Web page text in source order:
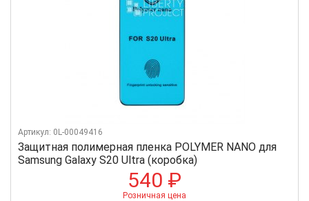
Защитная полимерная пленка POLYMER NANO для
Samsung Galaxy S20 Ultra (коробка)
Артикул: 0L-00049416
540 ₽
Розничная цена